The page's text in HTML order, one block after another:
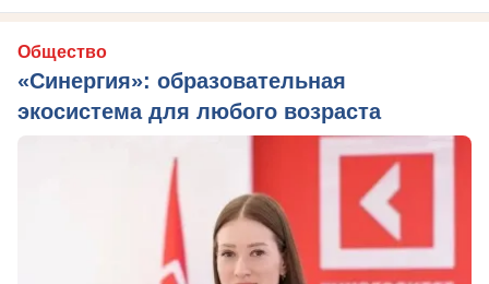
Общество
«Синергия»: образовательная
экосистема для любого возраста